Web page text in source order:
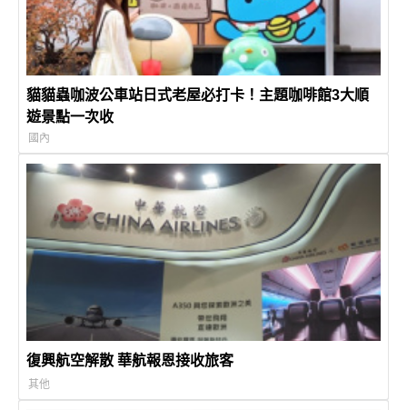
貓貓蟲咖波公車站日式老屋必打卡！主題咖啡館3大順
遊景點一次收
國內
復興航空解散 華航報恩接收旅客
其他